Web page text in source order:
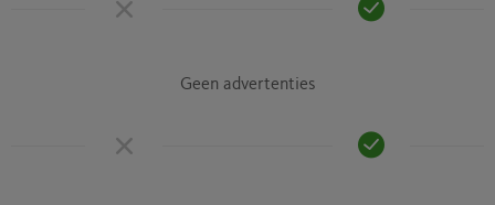
Geen advertenties